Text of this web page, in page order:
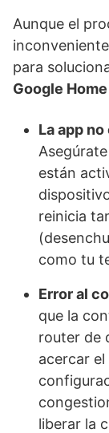
Aunque el
para
Google Home
La app
están
reinicia
como tu
Error al
que la
router de
acercar
liberar la